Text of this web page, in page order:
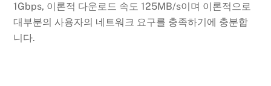
1Gbps, 이론적 다운로드 속도 125MB/s이며 이론적으로
대부분의 사용자의 네트워크 요구를 충족하기에 충분합
니다.